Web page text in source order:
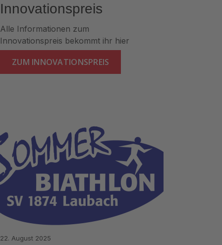
Innovationspreis
Alle Informationen zum
Innovationspreis bekommt ihr hier
ZUM INNOVATIONSPREIS
22. August 2025